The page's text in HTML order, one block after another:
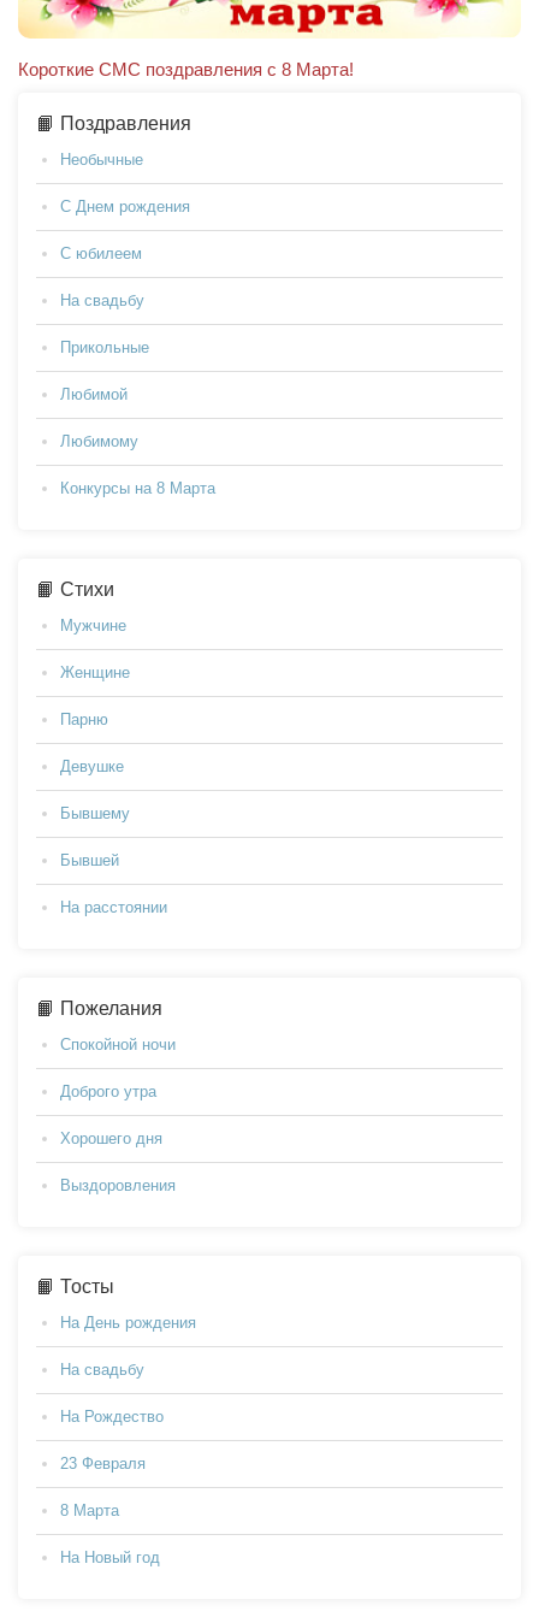
Короткие СМС поздравления с 8 Марта!
📙 Поздравления
Необычные
С Днем рождения
С юбилеем
На свадьбу
Прикольные
Любимой
Любимому
Конкурсы на 8 Марта
📙 Стихи
Мужчине
Женщине
Парню
Девушке
Бывшему
Бывшей
На расстоянии
📙 Пожелания
Спокойной ночи
Доброго утра
Хорошего дня
Выздоровления
📙 Тосты
На День рождения
На свадьбу
На Рождество
23 Февраля
8 Марта
На Новый год